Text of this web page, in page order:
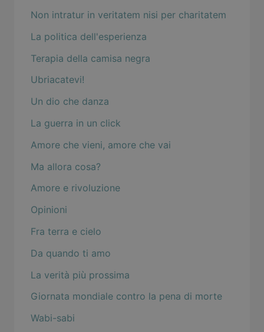
Non intratur in veritatem nisi per charitatem
La politica dell'esperienza
Terapia della camisa negra
Ubriacatevi!
Un dio che danza
La guerra in un click
Amore che vieni, amore che vai
Ma allora cosa?
Amore e rivoluzione
Opinioni
Fra terra e cielo
Da quando ti amo
La verità più prossima
Giornata mondiale contro la pena di morte
Wabi-sabi